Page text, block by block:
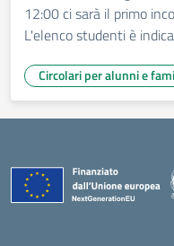
12:00 ci sarà il primo
L'elenco studenti è
Circolari per alunni e